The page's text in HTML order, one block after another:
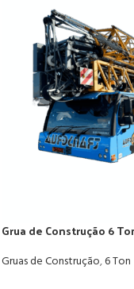
Grua de Construção 6
Gruas de Construção,6 Ton